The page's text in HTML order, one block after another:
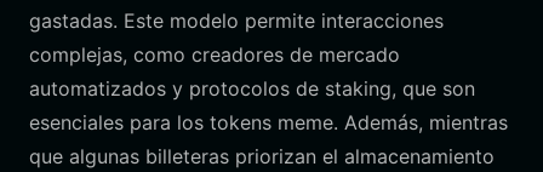
gastadas. Este modelo permite interacciones
complejas, como creadores de mercado
automatizados y protocolos de staking, que son
esenciales para los tokens meme. Además, mientras
que algunas billeteras priorizan el almacenamiento